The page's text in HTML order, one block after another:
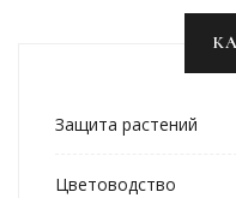
Защита растений
Цветоводство